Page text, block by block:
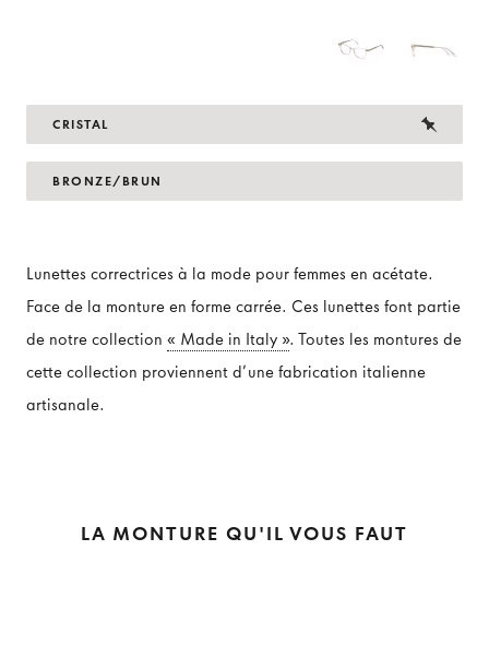
CRISTAL
BRONZE/BRUN
Lunettes correctrices à la mode pour femmes en acétate.
Face de la monture en forme carrée. Ces lunettes font partie
de notre collection « Made in Italy ». Toutes les montures de
cette collection proviennent d´une fabrication italienne
artisanale.
LA MONTURE QU'IL VOUS FAUT